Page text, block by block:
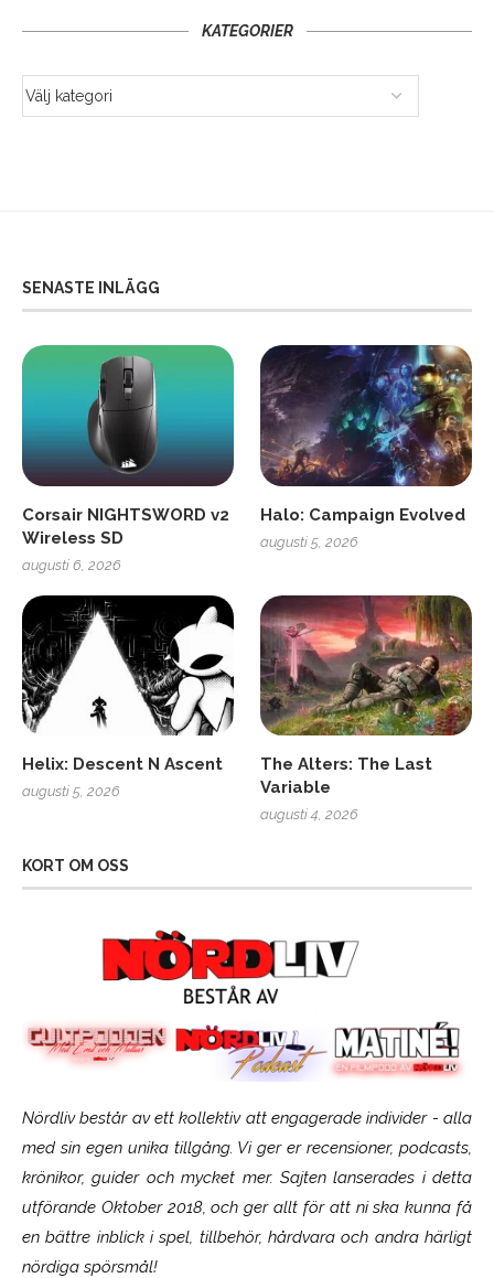
KATEGORIER
SENASTE INLÄGG
Corsair NIGHTSWORD v2
Wireless SD
augusti 6, 2026
Halo: Campaign Evolved
augusti 5, 2026
Helix: Descent N Ascent
augusti 5, 2026
The Alters: The Last
Variable
augusti 4, 2026
KORT OM OSS
Nördliv består av ett kollektiv att engagerade individer - alla
med sin egen unika tillgång. Vi ger er recensioner, podcasts,
krönikor, guider och mycket mer. Sajten lanserades i detta
utförande Oktober 2018, och ger allt för att ni ska kunna få
en bättre inblick i spel, tillbehör, hårdvara och andra härligt
nördiga spörsmål!